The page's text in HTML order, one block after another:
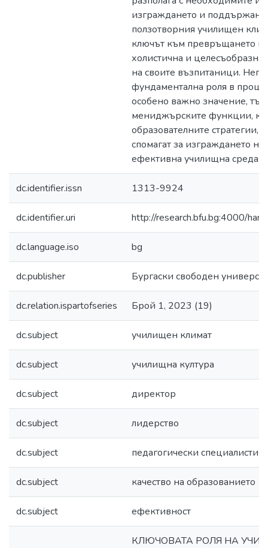
изграждането и
ползотворния училищен
ключът към превръщането
холистична и целесъобразна
на своите възпитаници.
фундаментална роля в
особено важно значение, тъй
мениджърските функции,
образователните стратегии,
спомагат за изграждането
ефективна училищна среда.
dc.identifier.issn 1313-9924
dc.identifier.uri http://research.bfu.bg:4000/
dc.language.iso bg
dc.publisher Бургаски свободен
dc.relation.ispartofseries Брой 1, 2023 (19)
dc.subject училищен климат
dc.subject училищна култура
dc.subject директор
dc.subject лидерство
dc.subject педагогически специалисти
dc.subject качество на образованието
dc.subject ефективност
КЛЮЧОВАТА РОЛЯ НА